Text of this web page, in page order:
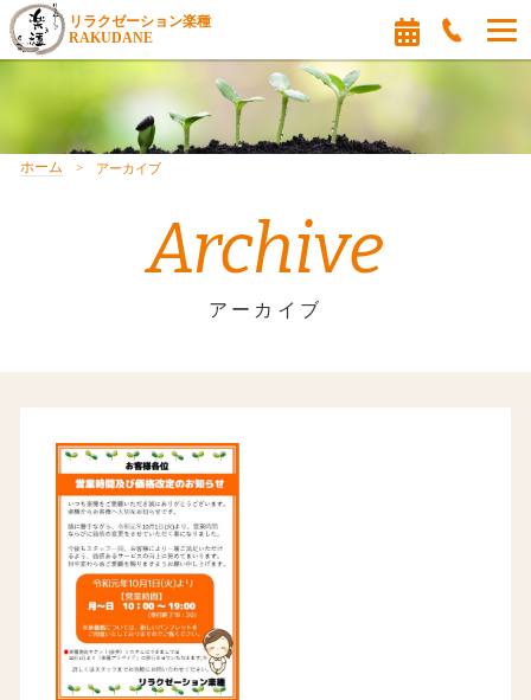
リラクゼーション楽種
RAKUDANE
ホーム アーカイブ
Archive
アーカイブ